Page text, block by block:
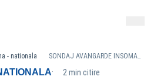
- nationala SONDAJ AVANGARDE INSOMAR, LA COMANDA REALITATEA PLUS. CANDIDAȚII CARE SPARG JOCURILE POLITICE. CINE RĂMÂNE FĂRĂ PUTERE?
· 2 min citire